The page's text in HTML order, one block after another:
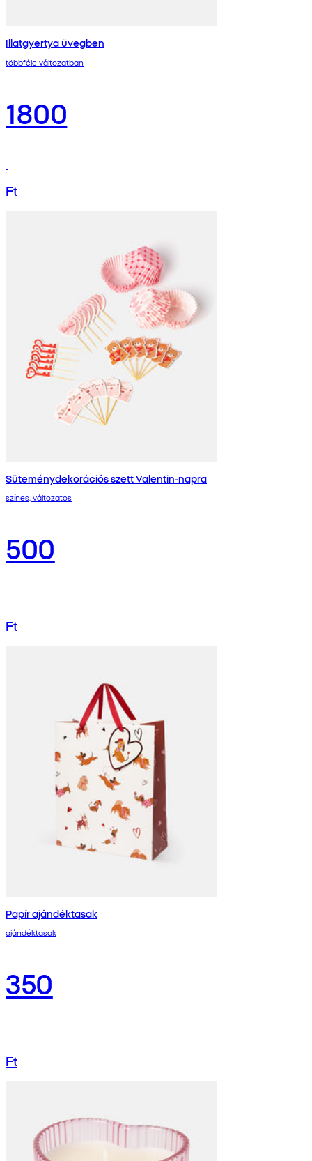
Illatgyertya üvegben
többféle változatban
1800
Ft
Süteménydekorációs szett Valentin-napra
színes, változatos
500
Ft
Papír ajándéktasak
ajándéktasak
350
Ft